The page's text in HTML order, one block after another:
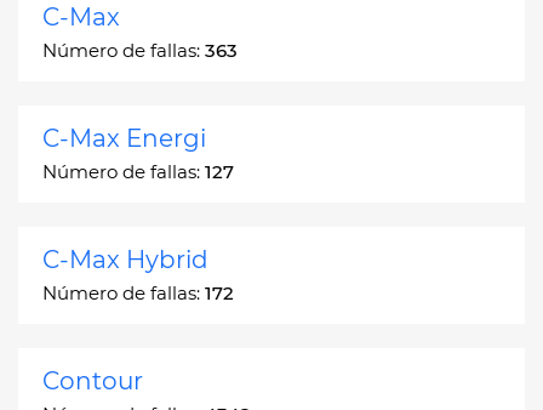
C-Max
Número de fallas: 363
C-Max Energi
Número de fallas: 127
C-Max Hybrid
Número de fallas: 172
Contour